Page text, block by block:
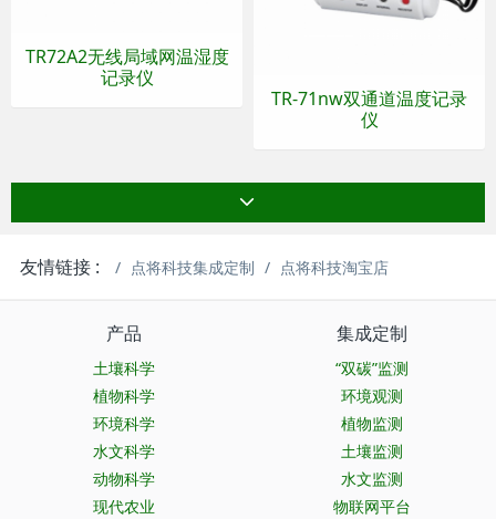
TR72A2无线局域网温湿度
记录仪
TR-71nw双通道温度记录
仪
友情链接 : 点将科技集成定制 点将科技淘宝店
产品
土壤科学
植物科学
环境科学
水文科学
动物科学
现代农业
集成定制
“双碳”监测
环境观测
植物监测
土壤监测
水文监测
物联网平台